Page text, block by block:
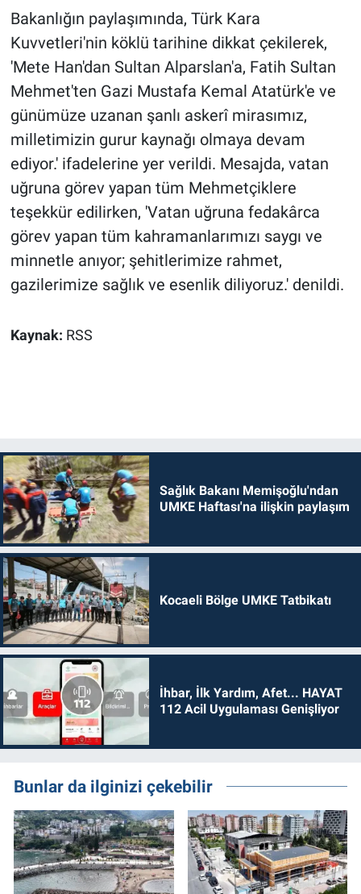
Bakanlığın paylaşımında, Türk Kara
Kuvvetleri'nin köklü tarihine dikkat çekilerek,
'Mete Han'dan Sultan Alparslan'a, Fatih Sultan
Mehmet'ten Gazi Mustafa Kemal Atatürk'e ve
günümüze uzanan şanlı askerî mirasımız,
milletimizin gurur kaynağı olmaya devam
ediyor.' ifadelerine yer verildi. Mesajda, vatan
uğruna görev yapan tüm Mehmetçiklere
teşekkür edilirken, 'Vatan uğruna fedakârca
görev yapan tüm kahramanlarımızı saygı ve
minnetle anıyor; şehitlerimize rahmet,
gazilerimize sağlık ve esenlik diliyoruz.' denildi.
Kaynak: RSS
Sağlık Bakanı Memişoğlu'ndan
UMKE Haftası'na ilişkin paylaşım
Kocaeli Bölge UMKE Tatbikatı
İhbar, İlk Yardım, Afet... HAYAT
112 Acil Uygulaması Genişliyor
Bunlar da ilginizi çekebilir